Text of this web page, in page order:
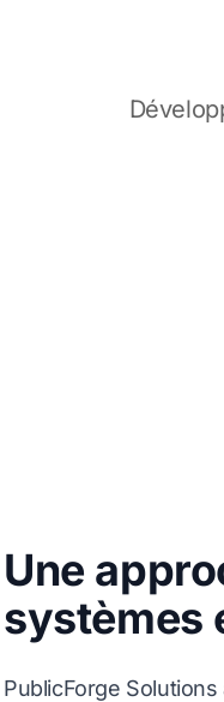
Une
systèmes
PublicForge